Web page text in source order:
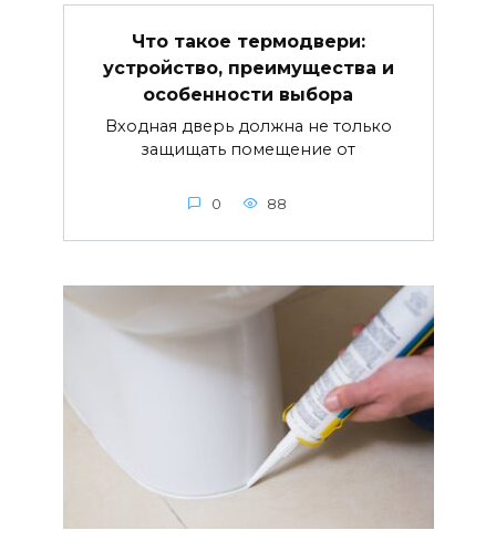
Что такое термодвери:
устройство, преимущества и
особенности выбора
Входная дверь должна не только
защищать помещение от
0 88